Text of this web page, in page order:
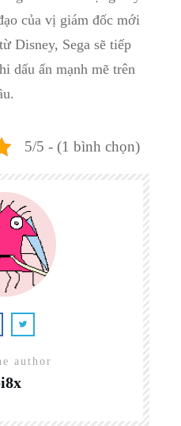
của vị ⁤giám đốc mới
Disney, Sega sẽ⁣ tiếp
dấu ấn mạnh mẽ trên
5/5 - (1 bình chọn)
author